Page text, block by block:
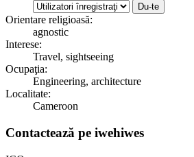
Orientare religioasă:
agnostic
Interese:
Travel, sightseeing
Ocupaţia:
Engineering, architecture
Localitate:
Cameroon
Contactează pe iwehiwes